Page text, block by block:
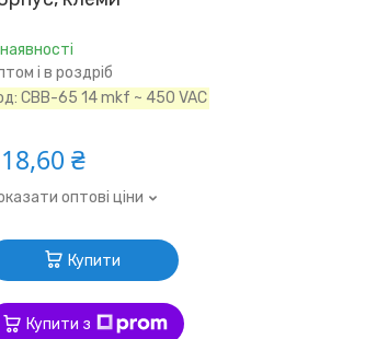
і в роздріб
CBB-65 14 mkf ~ 450 VAC
₴
оптові ціни
Купити
Купити з